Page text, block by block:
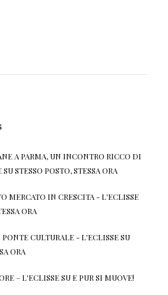
A PARMA, UN INCONTRO RICCO DI
SUSTESSO POSTO, STESSA ORA
MERCATO IN CRESCITA - L'ECLISSE
ORA
CULTURALE - L'ECLISSESU
ORA
– L'ECLISSESU E PUR SI MUOVE!